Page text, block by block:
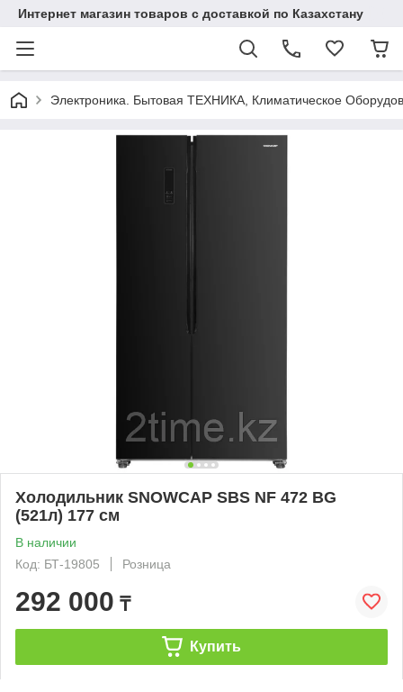
Интернет магазин товаров с доставкой по Казахстану
Электроника. Бытовая ТЕХНИКА, Климатическое
Холодильник SNOWCAP SBS NF 472 BG
(521л) 177 см
В наличии
Код: БТ-19805
Розница
292 000 ₸
Купить